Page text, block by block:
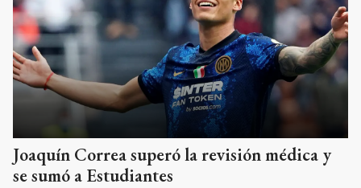
Joaquín Correa superó la revisión médica y
se sumó a Estudiantes